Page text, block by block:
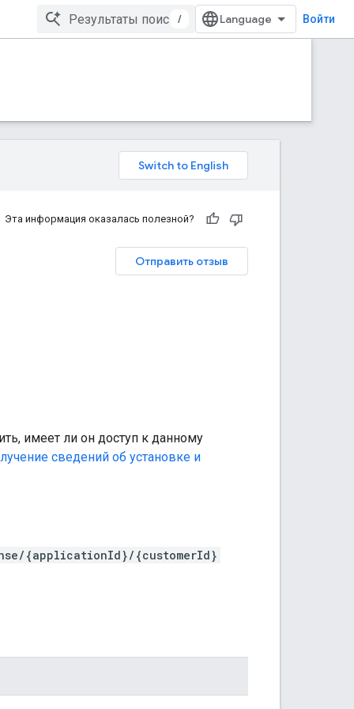
/ Войти
Эта информация оказалась полезной?
Отправить отзыв
имеет ли он доступ к данному
сведений об установке и
{applicationId}/{customerId}